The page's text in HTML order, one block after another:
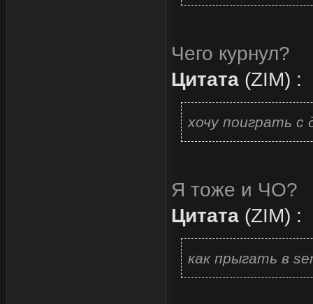
Чего курнул?
Цитата (ZIM) :
хочу поиграть с
Я тоже и ЧО?
Цитата (ZIM) :
как прыгать в